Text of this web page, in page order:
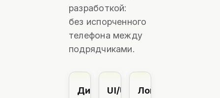
разработкой:
без испорченного
телефона между
подрядчиками.
ДизайнUI/UX
Логотип